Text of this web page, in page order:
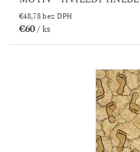
€48,78 bez DPH
€60/ ks